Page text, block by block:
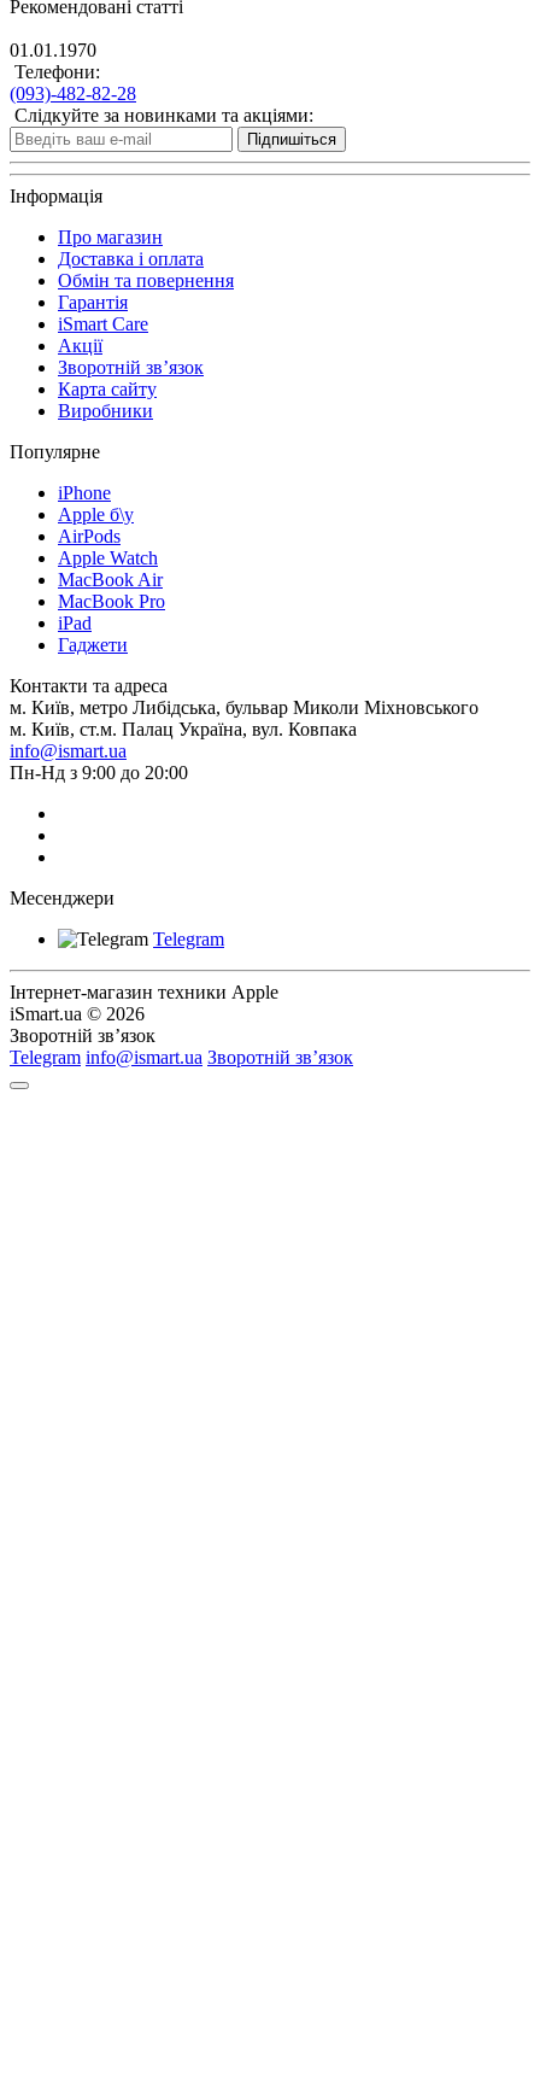
Рекомендовані статті
01.01.1970
Телефони:
(093)-482-82-28
Слідкуйте за новинками та акціями:
Підпишіться
Інформація
Про магазин
Доставка і оплата
Обмін та повернення
Гарантія
iSmart Care
Акції
Зворотній зв’язок
Карта сайту
Виробники
Популярне
iPhone
Apple б\у
AirPods
Apple Watch
MacBook Air
MacBook Pro
iPad
Гаджети
Контакти та адреса
м. Київ, метро Либідська, бульвар Миколи Міхновського
м. Київ, ст.м. Палац Україна, вул. Ковпака
info@ismart.ua
Пн-Нд з 9:00 до 20:00
Месенджери
Telegram
Інтернет-магазин техники Apple
iSmart.ua © 2026
Зворотній зв’язок
Telegram info@ismart.ua Зворотній зв’язок